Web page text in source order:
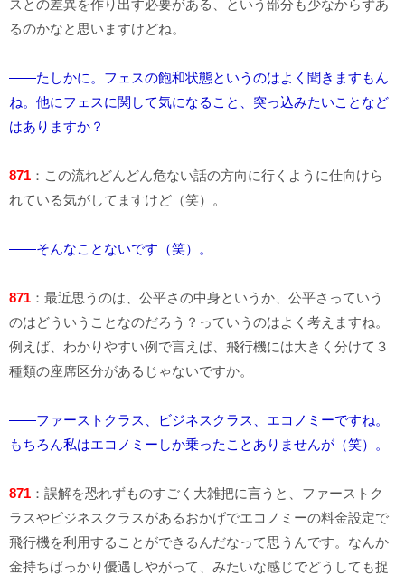
スとの差異を作り出す必要がある、という部分も少なからずあ
るのかなと思いますけどね。
――たしかに。フェスの飽和状態というのはよく聞きますもん
ね。他にフェスに関して気になること、突っ込みたいことなど
はありますか？
871 ：この流れどんどん危ない話の方向に行くように仕向けら
れている気がしてますけど（笑）。
――そんなことないです（笑）。
871 ：最近思うのは、公平さの中身というか、公平さっていう
のはどういうことなのだろう？っていうのはよく考えますね。
例えば、わかりやすい例で言えば、飛行機には大きく分けて３
種類の座席区分があるじゃないですか。
――ファーストクラス、ビジネスクラス、エコノミーですね。
もちろん私はエコノミーしか乗ったことありませんが（笑）。
871 ：誤解を恐れずものすごく大雑把に言うと、ファーストク
ラスやビジネスクラスがあるおかげでエコノミーの料金設定で
飛行機を利用することができるんだなって思うんです。なんか
金持ちばっかり優遇しやがって、みたいな感じでどうしても捉